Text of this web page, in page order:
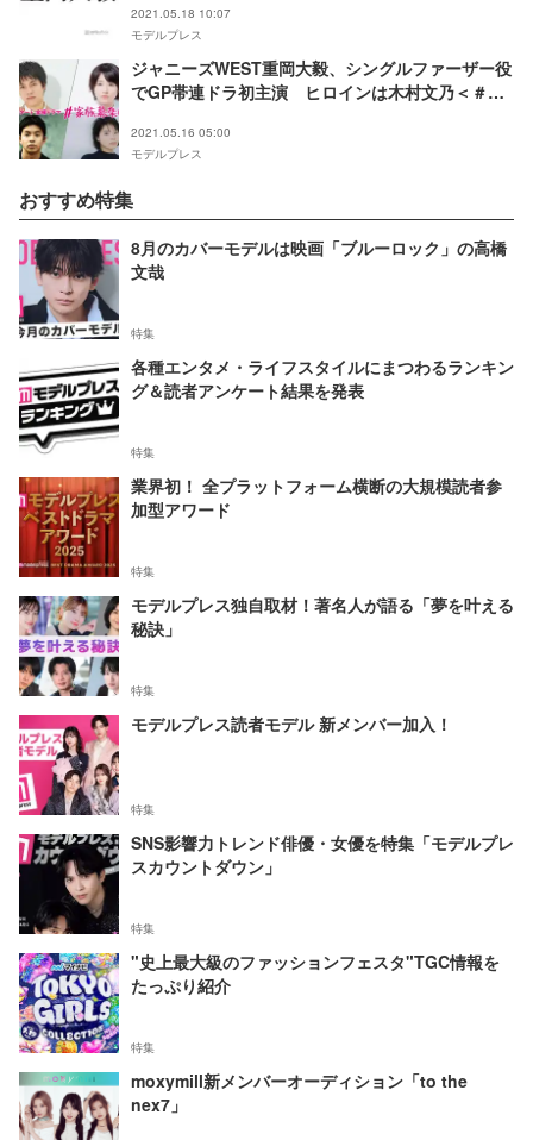
2021.05.18 10:07
モデルプレス
ジャニーズWEST重岡大毅、シングルファーザー役
でGP帯連ドラ初主演 ヒロインは木村文乃＜＃家
2021.05.16 05:00
モデルプレス
おすすめ特集
8月のカバーモデルは映画「ブルーロック」の高橋
文哉
特集
各種エンタメ・ライフスタイルにまつわるランキン
グ＆読者アンケート結果を発表
特集
業界初！ 全プラットフォーム横断の大規模読者参
加型アワード
特集
モデルプレス独自取材！著名人が語る「夢を叶える
秘訣」
特集
モデルプレス読者モデル 新メンバー加入！
特集
SNS影響力トレンド俳優・女優を特集「モデルプレ
スカウントダウン」
特集
"史上最大級のファッションフェスタ"TGC情報を
たっぷり紹介
特集
moxymill新メンバーオーディション「to the
nex7」